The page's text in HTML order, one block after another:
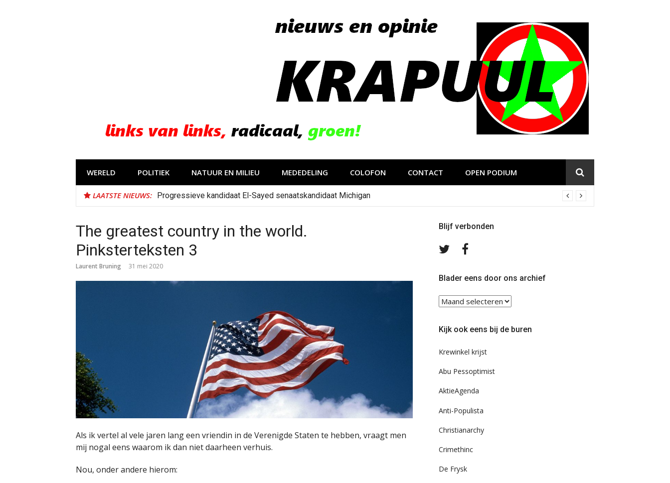
WERELD POLITIEK NATUUR EN MILIEU MEDEDELING COLOFON CONTACT OPEN PODIUM
LAATSTE NIEUWS: Progressieve kandidaat El-Sayed senaatskandidaat Michigan
The greatest country in the world.
Pinksterteksten 3
Laurent Bruning 31 mei 2020
Als ik vertel al vele jaren lang een vriendin in de Verenigde Staten te hebben, vraagt men
mij nogal eens waarom ik dan niet daarheen verhuis.
Nou, onder andere hierom:
Blijf verbonden
Volg
TwitterFacebook
Blader eens door ons archief
Blader
eens
ons
Kijk ook eens bij de buren
Krewinkel krijst
Abu Pessoptimist
AktieAgenda
Anti-Populista
Christianarchy
Crimethinc
De Frysk